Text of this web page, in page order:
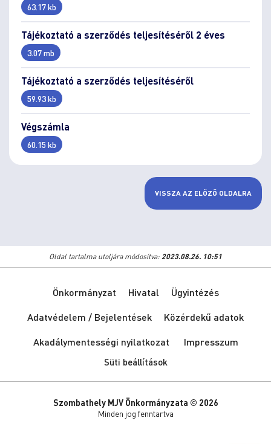
63.17 kb
Tájékoztató a szerződés teljesítéséről 2 éves
3.07 mb
Tájékoztató a szerződés teljesítéséről
59.93 kb
Végszámla
60.15 kb
VISSZA AZ ELŐZŐ OLDALRA
Oldal tartalma utoljára módosítva: 2023.08.26. 10:51
Önkormányzat Hivatal
Ügyintézés
Adatvédelem / Bejelentések
Közérdekű adatok
Akadálymentességi nyilatkozat
Impresszum
Süti beállítások
Szombathely MJV Önkormányzata © 2026
Minden jog fenntartva